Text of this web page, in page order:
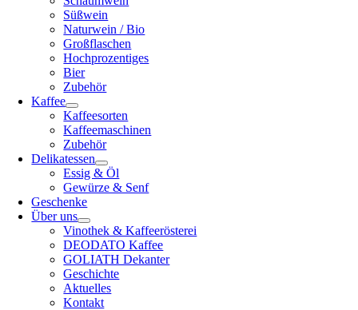
Süßwein
Naturwein / Bio
Großflaschen
Hochprozentiges
Bier
Zubehör
Kaffee
Kaffeesorten
Kaffeemaschinen
Zubehör
Delikatessen
Essig & Öl
Gewürze & Senf
Geschenke
Über uns
Vinothek & Kaffeerösterei
DEODATO Kaffee
GOLIATH Dekanter
Geschichte
Aktuelles
Kontakt